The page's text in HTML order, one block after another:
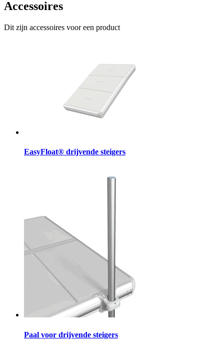
Accessoires
Dit zijn accessoires voor een product
EasyFloat® drijvende steigers
Paal voor drijvende steigers